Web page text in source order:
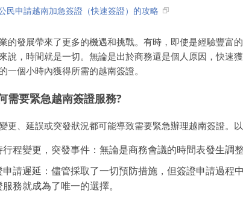
民申請越南加急簽證（快速簽證）的攻略
的發展帶來了更多的機遇和挑戰。有時，即使是經驗豐富
說，時間就是一切。無論是出於商務還是個人原因，快速
一個小時內獲得所需的越南簽證。
需要緊急越南簽證服務?
更、延誤或突發狀況都可能導致需要緊急辦理越南簽證。
行程變更，突發事件：無論是商務會議的時間表發生調
申請遲延：儘管採取了一切預防措施，但簽證申請過程
務就成為了唯一的選擇。